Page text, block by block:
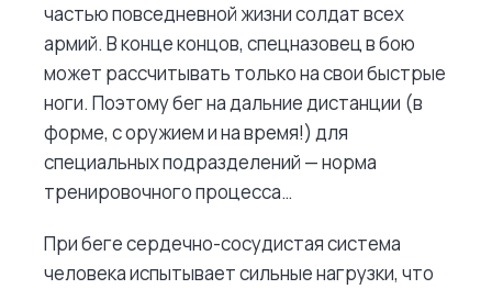
частью повседневной жизни солдат всех
армий. В конце концов, спецназовец в бою
может рассчитывать только на свои быстрые
ноги. Поэтому бег на дальние дистанции (в
форме, с оружием и на время!) для
специальных подразделений — норма
тренировочного процесса…
При беге сердечно-сосудистая система
человека испытывает сильные нагрузки, что